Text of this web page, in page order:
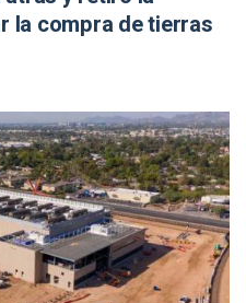
la compra de tierras